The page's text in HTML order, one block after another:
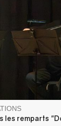
compositeur
par ses
Un
les remparts